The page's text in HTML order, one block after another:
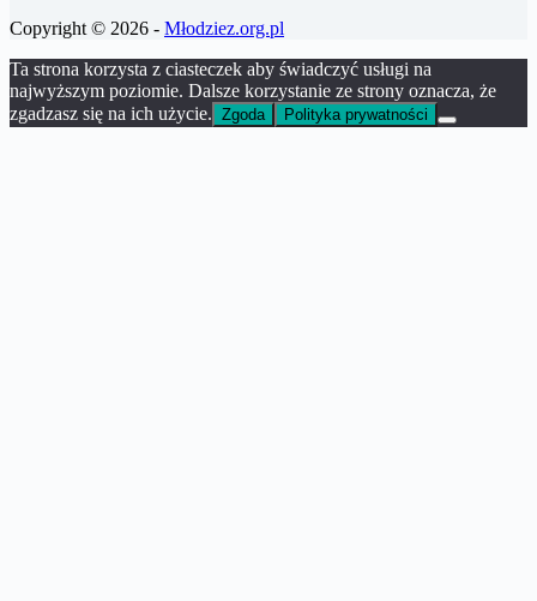
Copyright © 2026 - Młodziez.org.pl
Ta strona korzysta z ciasteczek aby świadczyć usługi na
najwyższym poziomie. Dalsze korzystanie ze strony oznacza, że
zgadzasz się na ich użycie. Zgoda Polityka prywatności